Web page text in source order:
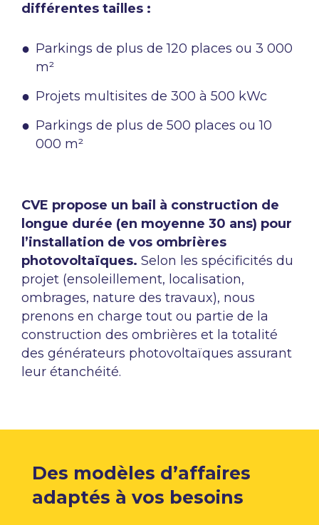
différentes tailles :
Parkings de plus de 120 places ou 3 000
m² ​
Projets multisites de 300 à 500 kWc​
Parkings de plus de 500 places ou 10
000 m²
CVE propose un bail à construction de
longue durée (en moyenne 30 ans) pour
l’installation de vos ombrières
photovoltaïques. Selon les spécificités du
projet (ensoleillement, localisation,
ombrages, nature des travaux), nous
prenons en charge tout ou partie de la
construction des ombrières et la totalité
des générateurs photovoltaïques assurant
leur étanchéité.​
Des modèles d’affaires
adaptés à vos besoins​